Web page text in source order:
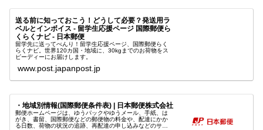
送る前に知っておこう！どうして必要？発送用ラ
ベルとインボイス - 留学生応援ページ 国際郵便ら
くらくナビ - 日本郵便
留学先に送ってべんり！留学生応援ページ、国際郵便らく
らくナビ。世界120カ国・地域に、30kgまでのお荷物をス
ピーディーにお届けします。
www.post.japanpost.jp
・地域別情報(国際郵便条件表) | 日本郵便株式会社
郵便ホームページは、ゆうパックやゆうメール、手紙、は
がき、書留、国際郵便などの郵便物の料金や、配達にかか
る日数、荷物の状況の追跡、再配達の申し込みなどのサー